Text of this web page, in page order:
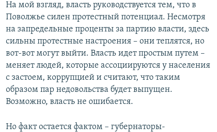
На мой взгляд, власть руководствуется тем, что в
Поволжье силен протестный потенциал. Несмотря
на запредельные проценты за партию власти, здесь
сильны протестные настроения – они теплятся, но
вот-вот могут выйти. Власть идет простым путем –
меняет людей, которые ассоциируются у населения
с застоем, коррупцией и считают, что таким
образом пар недовольства будет выпущен.
Возможно, власть не ошибается.
Но факт остается фактом – губернаторы-